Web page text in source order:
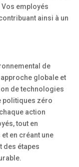
employés
ainsi à un
de
approche globale et
de technologies
politiques zéro
action
tout en
en créant une
des étapes